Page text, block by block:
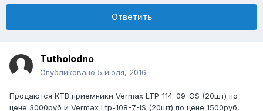
Ответить
Tutholodno
Опубликовано 5 июля, 2016
Продаются КТВ приемники Vermax LTP-114-09-OS (20шт) по
цене 3000руб и Vermax Ltp-108-7-IS (20шт) по цене 1500руб,